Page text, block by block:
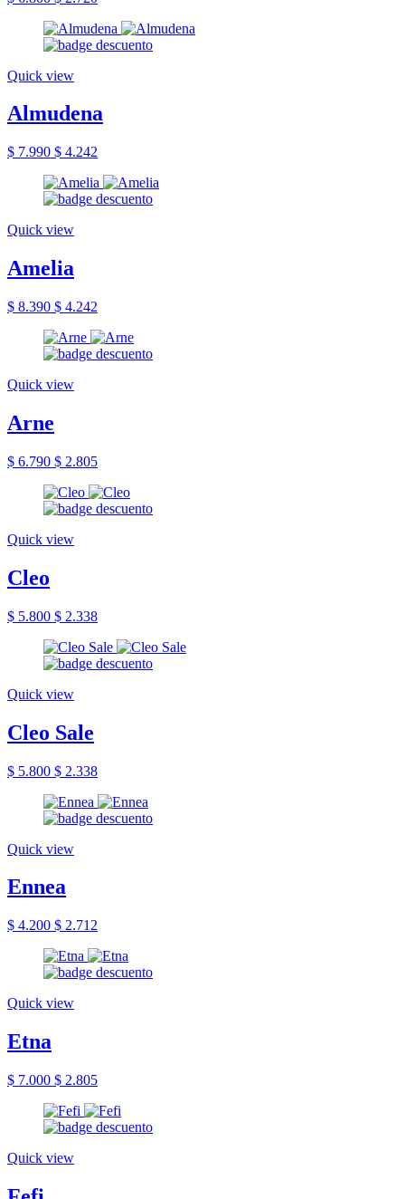
Quick view
Almudena
$ 7.990 $ 4.242
Quick view
Amelia
$ 8.390 $ 4.242
Quick view
Arne
$ 6.790 $ 2.805
Quick view
Cleo
$ 5.800 $ 2.338
Quick view
Cleo Sale
$ 5.800 $ 2.338
Quick view
Ennea
$ 4.200 $ 2.712
Quick view
Etna
$ 7.000 $ 2.805
Quick view